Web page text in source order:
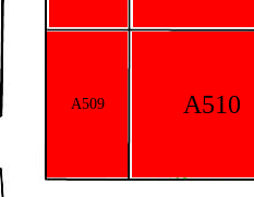
A509 A510